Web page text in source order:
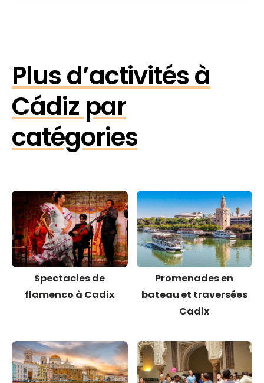
Plus d’activités à
Cádiz par
catégories
Spectacles de
flamenco à Cadix
Promenades en
bateau et traversées
Cadix